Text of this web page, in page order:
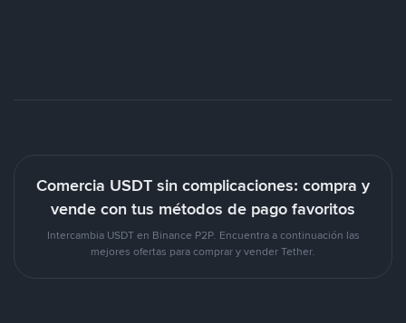
Comercia USDT sin complicaciones: compra y
vende con tus métodos de pago favoritos
Intercambia USDT en Binance P2P. Encuentra a continuación las
mejores ofertas para comprar y vender Tether.